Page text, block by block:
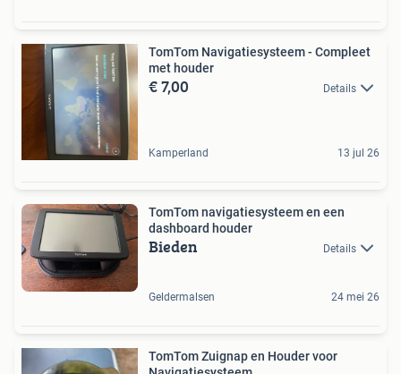
TomTom Navigatiesysteem - Compleet
met houder
€ 7,00 Details
Kamperland 13 jul 26
TomTom navigatiesysteem en een
dashboard houder
Bieden Details
Geldermalsen 24 mei 26
TomTom Zuignap en Houder voor